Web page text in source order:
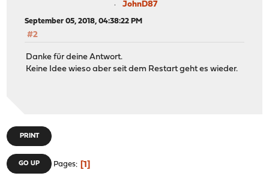
JohnD87
September 05, 2018, 04:38:22 PM
#2
Danke für deine Antwort.
Keine Idee wieso aber seit dem Restart geht es wieder.
PRINT
GO UP Pages 1